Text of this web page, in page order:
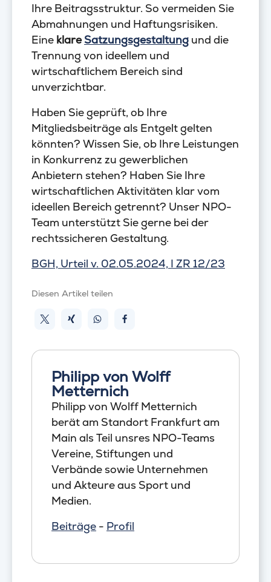
Ihre Beitragsstruktur. So vermeiden Sie
Abmahnungen und Haftungsrisiken.
Eine klareSatzungsgestaltung und die
Trennung von ideellem und
wirtschaftlichem Bereich sind
unverzichtbar.
Haben Sie geprüft, ob Ihre
Mitgliedsbeiträge als Entgelt gelten
könnten? Wissen Sie, ob Ihre Leistungen
in Konkurrenz zu gewerblichen
Anbietern stehen? Haben Sie Ihre
wirtschaftlichen Aktivitäten klar vom
ideellen Bereich getrennt? Unser NPO-
Team unterstützt Sie gerne bei der
rechtssicheren Gestaltung.
BGH, Urteil v. 02.05.2024, I ZR 12/23
Diesen Artikel teilen
Philipp von Wolff
Metternich
Philipp von Wolff Metternich
berät am Standort Frankfurt am
Main als Teil unsres NPO-Teams
Vereine, Stiftungen und
Verbände sowie Unternehmen
und Akteure aus Sport und
Medien.
Beiträge - Profil